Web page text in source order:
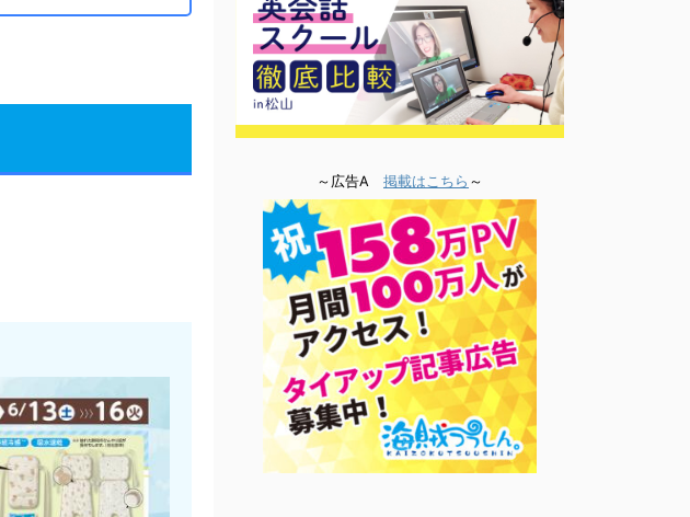
～広告A 掲載はこちら ～